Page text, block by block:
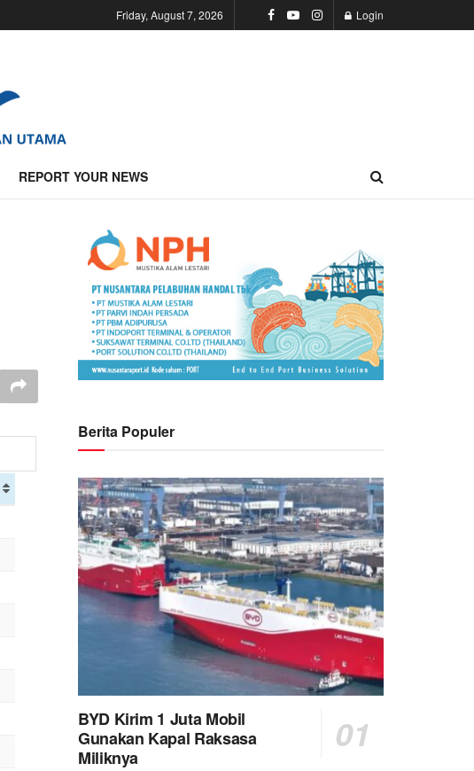
Friday, August 7, 2026 Login
REPORT YOUR NEWS
Berita Populer
BYD Kirim 1 Juta Mobil
Gunakan Kapal Raksasa
Miliknya